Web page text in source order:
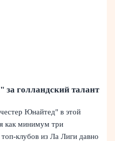
голландский талант
Юнайтед" в этой
как минимум три
клубов из Ла Лиги давно